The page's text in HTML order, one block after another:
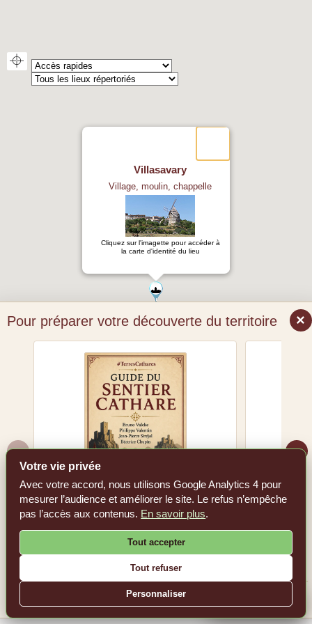
×
Pour préparer votre découverte du territoire
‹
Guide du Sentier cathare
Voir le livre sur Amazon.fr
›
En tant que Partenaire Amazon, #TerresCathares réalise un bénéfice sur les achats
remplissant les conditions requises.
Votre vie privée
Avec votre accord, nous utilisons Google Analytics 4 pour
mesurer l’audience et améliorer le site. Le refus n’empêche
pas l’accès aux contenus. En savoir plus.
Tout accepter
Tout refuser
Personnaliser